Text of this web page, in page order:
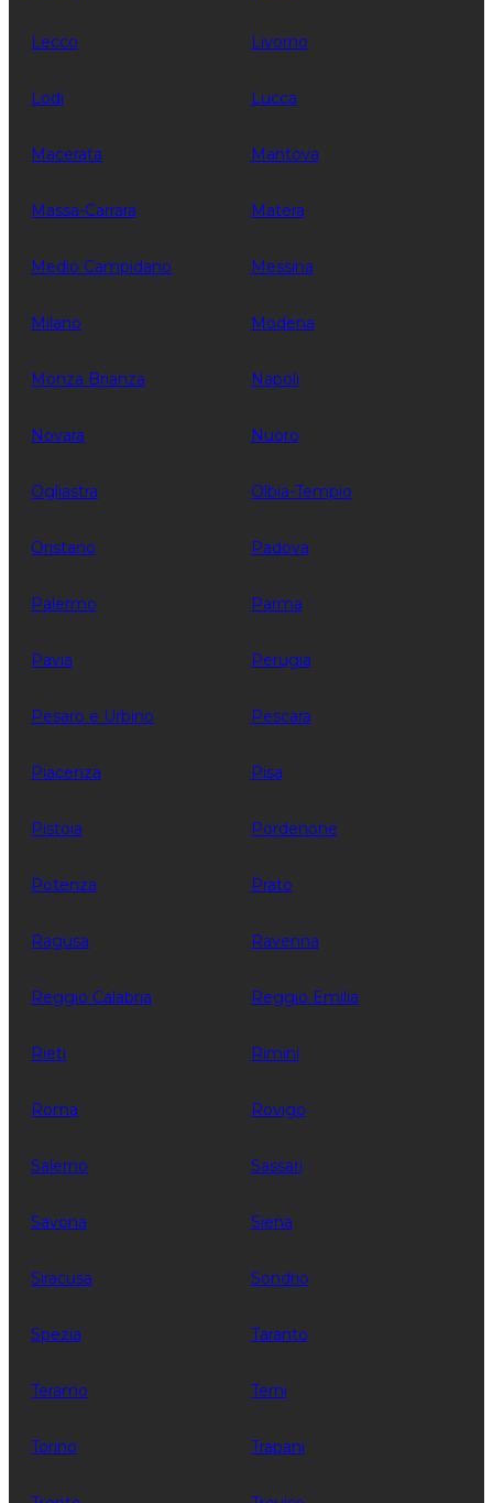
Lecco Livorno
Lodi Lucca
Macerata Mantova
Massa-Carrara Matera
Medio Campidano Messina
Milano Modena
Monza Brianza Napoli
Novara Nuoro
Ogliastra Olbia-Tempio
Oristano Padova
Palermo Parma
Pavia Perugia
Pesaro e Urbino Pescara
Piacenza Pisa
Pistoia Pordenone
Potenza Prato
Ragusa Ravenna
Reggio Calabria Reggio Emilia
Rieti Rimini
Roma Rovigo
Salerno Sassari
Savona Siena
Siracusa Sondrio
Spezia Taranto
Teramo Terni
Torino Trapani